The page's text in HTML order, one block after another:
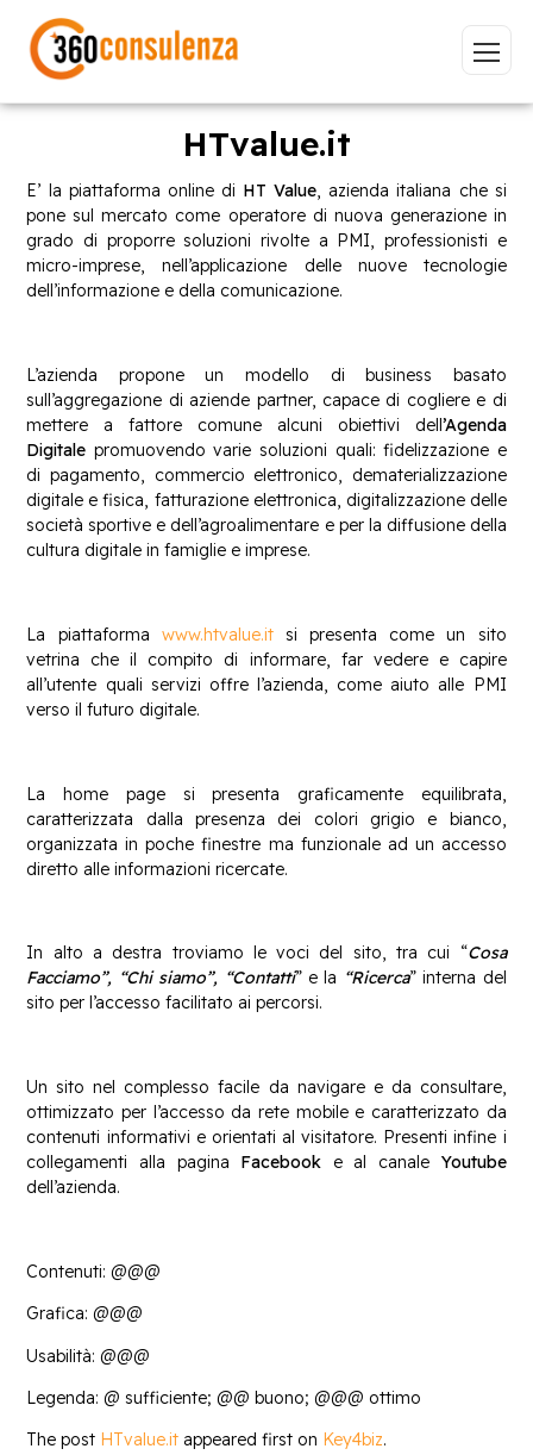
Vai
Sviluppo software BeeProd
Inizia a digitare per visualizzare le pagine consigliate.
HTvalue.it
E’ la piattaforma online di HT Value, azienda italiana che si
pone sul mercato come operatore di nuova generazione in
grado di proporre soluzioni rivolte a PMI, professionisti e
micro-imprese, nell’applicazione delle nuove tecnologie
dell’informazione e della comunicazione.
L’azienda propone un modello di business basato
sull’aggregazione di aziende partner, capace di cogliere e di
mettere a fattore comune alcuni obiettivi dell’Agenda
Digitale promuovendo varie soluzioni quali: fidelizzazione e
di pagamento, commercio elettronico, dematerializzazione
digitale e fisica, fatturazione elettronica, digitalizzazione delle
società sportive e dell’agroalimentare e per la diffusione della
cultura digitale in famiglie e imprese.
La piattaforma www.htvalue.itsi presenta come un sito
vetrina che il compito di informare, far vedere e capire
all’utente quali servizi offre l’azienda, come aiuto alle PMI
verso il futuro digitale.
La home page si presenta graficamente equilibrata,
caratterizzata dalla presenza dei colori grigio e bianco,
organizzata in poche finestre ma funzionale ad un accesso
diretto alle informazioni ricercate.
In alto a destra troviamo le voci del sito, tra cui “Cosa
Facciamo”, “Chi siamo”, “Contatti” e la “Ricerca” interna del
sito per l’accesso facilitato ai percorsi.
Un sito nel complesso facile da navigare e da consultare,
ottimizzato per l’accesso da rete mobile e caratterizzato da
contenuti informativi e orientati al visitatore. Presenti infine i
collegamenti alla pagina Facebook e al canale Youtube
dell’azienda.
Contenuti: @@@
Grafica: @@@
Usabilità: @@@
Legenda: @ sufficiente; @@ buono; @@@ ottimo
The post HTvalue.it appeared first on Key4biz.